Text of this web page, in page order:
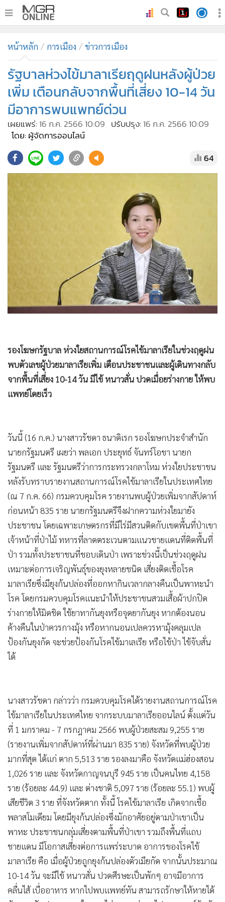
ทันเหตุการณ์
• ภาคใต้
ภูมิภาค
Online Section
• บันเทิง
ผู้จัดการรายวัน
• ละคร
Infographic
• การเมือง
• ต่างประเทศ
• Special Scoop
• เศรษฐกิจ-ธุรกิจ
• จีน
อาชญากรรม
• Motoring
•
วิทยาศาสตร์
•
SMEs
• หุ้น
• อินโดจีน
• กองทุนรวม
• Celeb Online
• Factcheck
• ญี่ปุ่น
• News1
• Gotomanager
หน้าหลัก การเมือง ข่าวการเมือง
รัฐบาลห่วงไข้มาลาเรียฤดูฝนหลังผู้ป่วย
เพิ่ม เตือนกลับจากพื้นที่เสี่ยง 10-14 วัน
มีอาการพบแพทย์ด่วน
เผยแพร่: 16 ก.ค. 2566 10:09 ปรับปรุง: 16 ก.ค. 2566 10:09
โดย: ผู้จัดการออนไลน์
64
รองโฆษกรัฐบาล ห่วงใยสถานการณ์โรคไข้มาลาเรียในช่วงฤดูฝน
พบตัวเลขผู้ป่วยมาลาเรียเพิ่ม เตือนประชาชนและผู้เดินทางกลับ
จากพื้นที่เสี่ยง 10-14 วัน มีไข้ หนาวสั่น ปวดเมื่อยร่างกาย ให้พบ
แพทย์โดยเร็ว
วันนี้ (16 ก.ค.) นางสาวรัชดา ธนาดิเรก รองโฆษกประจำสำนัก
นายกรัฐมนตรี เผยว่า พลเอก ประยุทธ์ จันทร์โอชา นายก
รัฐมนตรี และ รัฐมนตรีว่าการกระทรวงกลาโหม ห่วงใยประชาชน
หลังรับทราบรายงานสถานการณ์โรคไข้มาลาเรียในประเทศไทย
(ณ 7 ก.ค. 66) กรมควบคุมโรค รายงานพบผู้ป่วยเพิ่มจากสัปดาห์
ก่อนหน้า 835 ราย นายกรัฐมนตรีจึงฝากความห่วงใยมายัง
ประชาชน โดยเฉพาะเกษตรกรที่มีไร่มีสวนติดกับเขตพื้นที่ป่าเขา
เจ้าหน้าที่ป่าไม้ ทหารที่ลาดตระเวนตามแนวชายแดนที่ติดพื้นที่
ป่า รวมทั้งประชาชนที่ชอบเดินป่า เพราะช่วงนี้เป็นช่วงฤดูฝน
เหมาะต่อการเจริญพันธุ์ของยุงหลายชนิด เสี่ยงติดเชื้อโรค
มาลาเรียซึ่งมียุงก้นปล่องที่ออกหากินเวลากลางคืนเป็นพาหะนำ
โรค โดยกรมควบคุมโรคแนะนำให้ประชาชนสวมเสื้อผ้าปกปิด
ร่างกายให้มิดชิด ใช้ยาทากันยุงหรือจุดยากันยุง หากต้องนอน
ค้างคืนในป่าควรกางมุ้ง หรือหากนอนเปลควรหามุ้งคลุมเปล
ป้องกันยุงกัด จะช่วยป้องกันโรคไข้มาเลเรีย หรือไข้ป่า ไข้จับสั่น
ได้
นางสาวรัชดา กล่าวว่า กรมควบคุมโรคได้รายงานสถานการณ์โรค
ไข้มาลาเรียในประเทศไทย จากระบบมาลาเรียออนไลน์ ตั้งแต่วัน
ที่ 1 มกราคม - 7 กรกฎาคม 2566 พบผู้ป่วยสะสม 9,255 ราย
(รายงานเพิ่มจากสัปดาห์ที่ผ่านมา 835 ราย) จังหวัดที่พบผู้ป่วย
มากที่สุด ได้แก่ ตาก 5,513 ราย รองลงมาคือ จังหวัดแม่ฮ่องสอน
1,026 ราย และ จังหวัดกาญจนบุรี 945 ราย เป็นคนไทย 4,158
ราย (ร้อยละ 44.9) และ ต่างชาติ 5,097 ราย (ร้อยละ 55.1) พบผู้
เสียชีวิต 3 ราย ที่จังหวัดตาก ทั้งนี้ โรคไข้มาลาเรีย เกิดจากเชื้อ
พลาสโมเดียม โดยมียุงก้นปล่องซึ่งมักอาศัยอยู่ตามป่าเขาเป็น
พาหะ ประชาชนกลุ่มเสี่ยงตามพื้นที่ป่าเขา รวมถึงพื้นที่แถบ
ชายแดน มีโอกาสเสี่ยงต่อการแพร่ระบาด อาการของโรคไข้
มาลาเรีย คือ เมื่อผู้ป่วยถูกยุงก้นปล่องตัวเมียกัด จากนั้นประมาณ
10-14 วัน จะมีไข้ หนาวสั่น ปวดศีรษะเป็นพักๆ อาจมีอาการ
คลื่นไส้ เบื่ออาหาร หากไปพบแพทย์ทัน สามารถรักษาให้หายได้